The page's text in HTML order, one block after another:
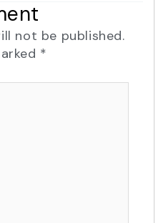
not be published.
*